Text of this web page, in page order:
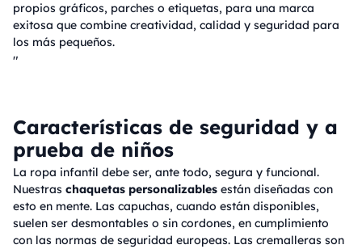
propios gráficos, parches o etiquetas, para una marca
exitosa que combine creatividad, calidad y seguridad para
los más pequeños.
"
Características de seguridad y a
prueba de niños
La ropa infantil debe ser, ante todo, segura y funcional.
Nuestras chaquetas personalizables están diseñadas con
esto en mente. Las capuchas, cuando están disponibles,
suelen ser desmontables o sin cordones, en cumplimiento
con las normas de seguridad europeas. Las cremalleras son